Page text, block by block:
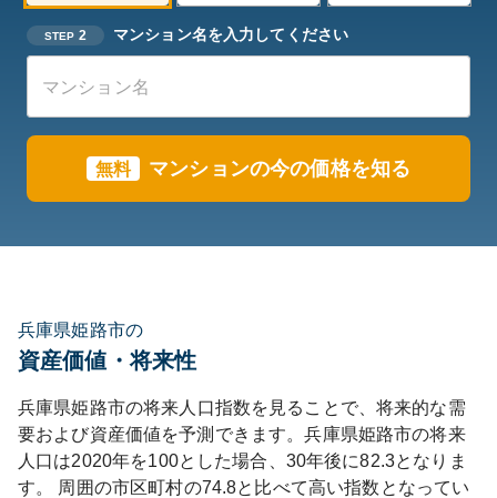
STEP 2 マンション名を入力してください
無料 マンションの今の価格を知る
兵庫県姫路市の
資産価値・将来性
兵庫県姫路市の将来人口指数を見ることで、将来的な需
要および資産価値を予測できます。兵庫県姫路市の将来
人口は2020年を100とした場合、30年後に82.3となりま
す。
周囲の市区町村の74.8と比べて高い指数となってい